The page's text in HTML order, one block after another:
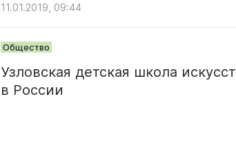
11.01.2019, 09:44
Общество
Узловская детская школа
в России